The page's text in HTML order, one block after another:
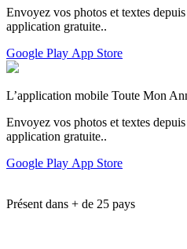
Envoyez vos photos et textes
application gratuite..
Google Play App Store
L’application mobile Toute Mon
Envoyez vos photos et textes
application gratuite..
Google Play App Store
Présent dans + de 25 pays